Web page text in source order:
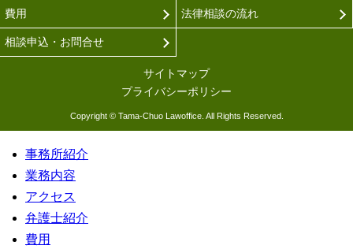
費用 法律相談の流れ
相談申込・お問合せ
サイトマップ
プライバシーポリシー
Copyright © Tama-Chuo Lawoffice. All Rights Reserved.
事務所紹介
業務内容
アクセス
弁護士紹介
費用